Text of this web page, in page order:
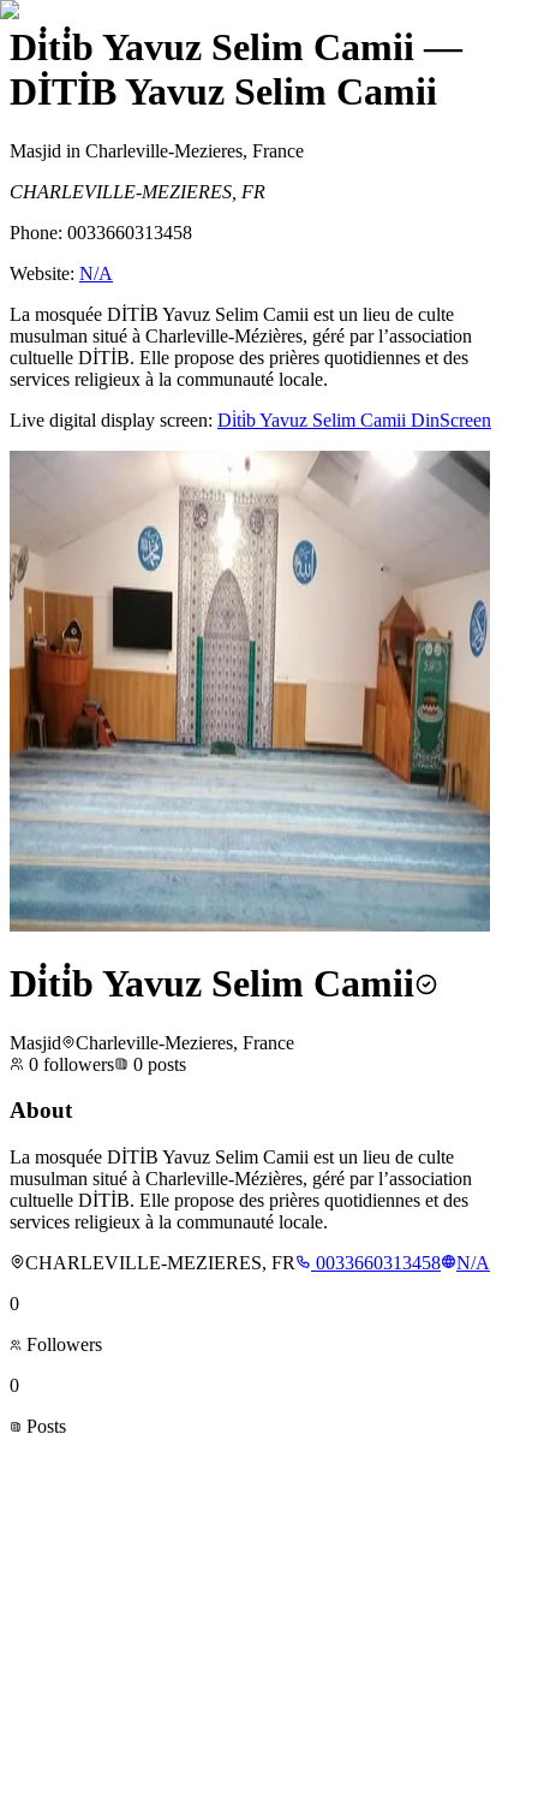
Di̇ti̇b Yavuz Selim Camii—
DİTİB Yavuz Selim Camii
Masjid in Charleville-Mezieres, France
CHARLEVILLE-MEZIERES, FR
Phone: 0033660313458
Website: N/A
La mosquée DİTİB Yavuz Selim Camii est un lieu de culte
musulman situé à Charleville-Mézières, géré par l’association
cultuelle DİTİB. Elle propose des prières quotidiennes et des
services religieux à la communauté locale.
Live digital display screen: Di̇ti̇b Yavuz Selim Camii DinScreen
Di̇ti̇b Yavuz Selim Camii
Masjid
Charleville-Mezieres, France
0 followers 0 posts
About
La mosquée DİTİB Yavuz Selim Camii est un lieu de culte
musulman situé à Charleville-Mézières, géré par l’association
cultuelle DİTİB. Elle propose des prières quotidiennes et des
services religieux à la communauté locale.
CHARLEVILLE-MEZIERES, FR
0033660313458
N/A
0
Followers
0
Posts